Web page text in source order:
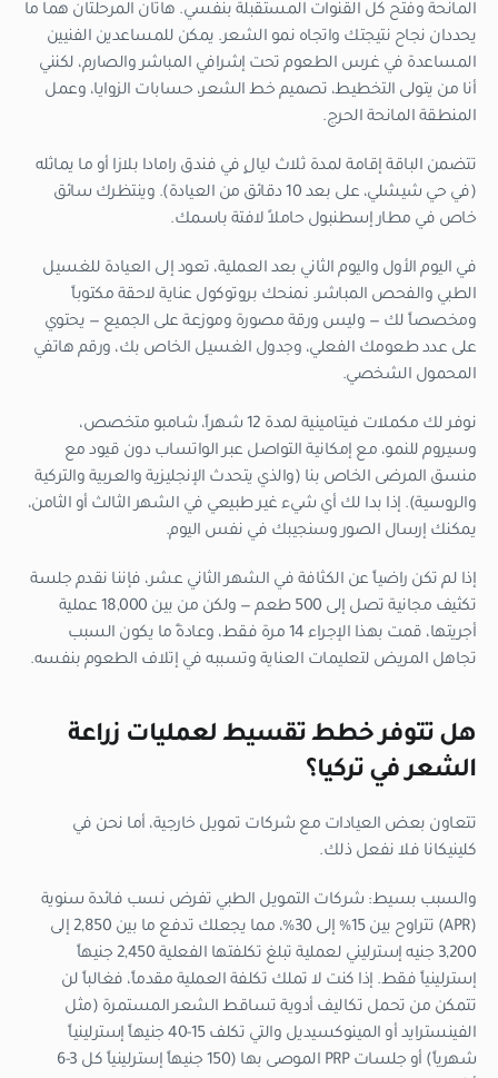
المانحة وفتح كل القنوات المستقبلة بنفسي. هاتان المرحلتان هما ما
يحددان نجاح نتيجتك واتجاه نمو الشعر. يمكن للمساعدين الفنيين
المساعدة في غرس الطعوم تحت إشرافي المباشر والصارم، لكنني
أنا من يتولى التخطيط، تصميم خط الشعر، حسابات الزوايا، وعمل
المنطقة المانحة الحرج.
تتضمن الباقة إقامة لمدة ثلاث ليالٍ في فندق رامادا بلازا أو ما يماثله
(في حي شيشلي، على بعد 10 دقائق من العيادة). وينتظرك سائق
خاص في مطار إسطنبول حاملاً لافتة باسمك.
في اليوم الأول واليوم الثاني بعد العملية، تعود إلى العيادة للغسيل
الطبي والفحص المباشر. نمنحك بروتوكول عناية لاحقة مكتوباً
ومخصصاً لك — وليس ورقة مصورة وموزعة على الجميع — يحتوي
على عدد طعومك الفعلي، وجدول الغسيل الخاص بك، ورقم هاتفي
المحمول الشخصي.
نوفر لك مكملات فيتامينية لمدة 12 شهراً، شامبو متخصص،
وسيروم للنمو، مع إمكانية التواصل عبر الواتساب دون قيود مع
منسق المرضى الخاص بنا (والذي يتحدث الإنجليزية والعربية والتركية
والروسية). إذا بدا لك أي شيء غير طبيعي في الشهر الثالث أو الثامن،
يمكنك إرسال الصور وسنجيبك في نفس اليوم.
إذا لم تكن راضياً عن الكثافة في الشهر الثاني عشر، فإننا نقدم جلسة
تكثيف مجانية تصل إلى 500 طعم — ولكن من بين 18,000 عملية
أجريتها، قمت بهذا الإجراء 14 مرة فقط، وعادةً ما يكون السبب
تجاهل المريض لتعليمات العناية وتسببه في إتلاف الطعوم بنفسه.
هل تتوفر خطط تقسيط لعمليات زراعة
الشعر في تركيا؟
تتعاون بعض العيادات مع شركات تمويل خارجية، أما نحن في
كلينيكانا فلا نفعل ذلك.
والسبب بسيط: شركات التمويل الطبي تفرض نسب فائدة سنوية
(APR) تتراوح بين 15% إلى 30%، مما يجعلك تدفع ما بين 2,850 إلى
3,200 جنيه إسترليني لعملية تبلغ تكلفتها الفعلية 2,450 جنيهاً
إسترلينياً فقط. إذا كنت لا تملك تكلفة العملية مقدماً، فغالباً لن
تتمكن من تحمل تكاليف أدوية تساقط الشعر المستمرة (مثل
الفينسترايد أو المينوكسيديل والتي تكلف 15-40 جنيهاً إسترلينياً
شهرياً) أو جلسات PRP الموصى بها (150 جنيهاً إسترلينياً كل 3-6